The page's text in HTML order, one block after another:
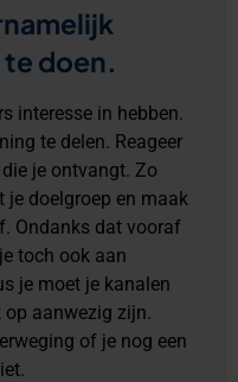
doen.
interesse in hebben.
te delen. Reageer
je ontvangt. Zo
je doelgroep en maak
Ondanks dat vooraf
toch ook aan
je moet je kanalen
op aanwezig zijn.
of je nog een